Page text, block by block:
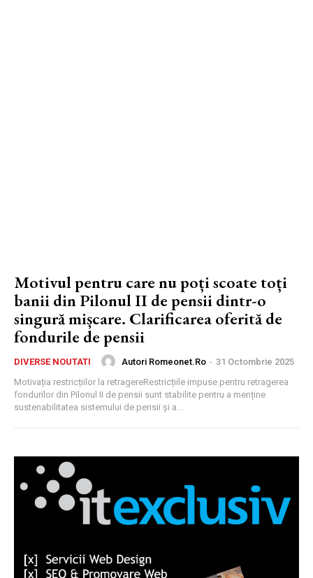
Motivul pentru care nu poți scoate toți
banii din Pilonul II de pensii dintr-o
singură mișcare. Clarificarea oferită de
fondurile de pensii
DIVERSE NOUTATI Autori Romeonet.ro - 31 Octombrie 2025
Motivația restricțiilor la retragereRestricțiile impuse pentru retragerea
fondurilor din Pilonul II de pensii sunt stabilite pentru a menține
sustenabilitatea sistemului de pensii și a...